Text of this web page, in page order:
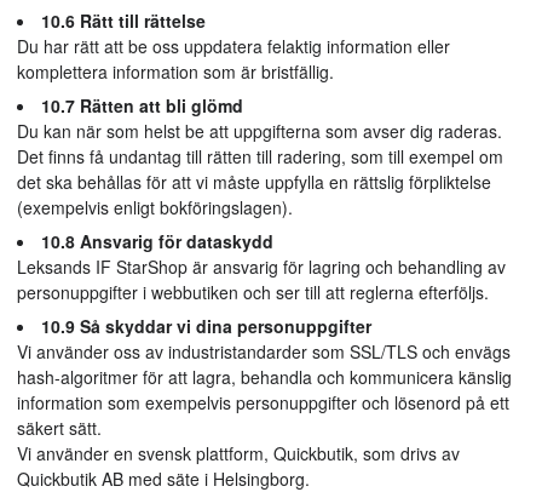
10.6 Rätt till rättelse
Du har rätt att be oss uppdatera felaktig information eller
komplettera information som är bristfällig.
10.7 Rätten att bli glömd
Du kan när som helst be att uppgifterna som avser dig raderas.
Det finns få undantag till rätten till radering, som till exempel om
det ska behållas för att vi måste uppfylla en rättslig förpliktelse
(exempelvis enligt bokföringslagen).
10.8 Ansvarig för dataskydd
Leksands IF StarShop är ansvarig för lagring och behandling av
personuppgifter i webbutiken och ser till att reglerna efterföljs.
10.9 Så skyddar vi dina personuppgifter
Vi använder oss av industristandarder som SSL/TLS och envägs
hash-algoritmer för att lagra, behandla och kommunicera känslig
information som exempelvis personuppgifter och lösenord på ett
säkert sätt.
Vi använder en svensk plattform, Quickbutik, som drivs av
Quickbutik AB med säte i Helsingborg.